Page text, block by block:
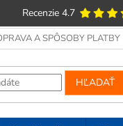
Recenzie 4.7
A SPÔSOBY PLATBY
HĽADAŤ